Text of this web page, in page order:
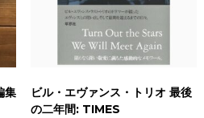
集
ビル・エヴァンス・トリオ 最後
の二年間: TIMES